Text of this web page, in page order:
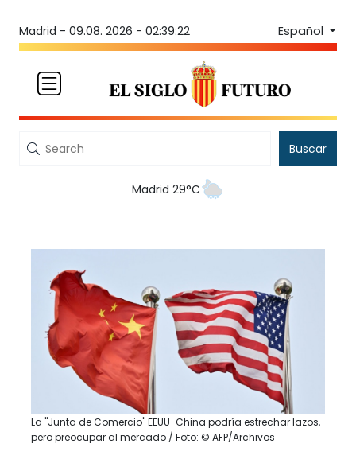
Madrid - 09.08. 2026 - 02:39:22 Español
Buscar
Madrid 29°C
La "Junta de Comercio" EEUU-China podría estrechar lazos,
pero preocupar al mercado / Foto: © AFP/Archivos